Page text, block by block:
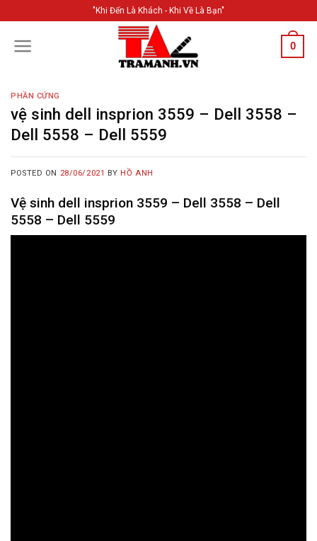
content
"Khi Đến Là Khách - Khi Về Là Bạn"
0
PHẦN CỨNG
vệ sinh dell insprion 3559 – Dell 3558 –
Dell 5558 – Dell 5559
POSTED ON 28/06/2021 BY HỒ ANH
Vệ sinh dell insprion 3559 – Dell 3558 – Dell
5558 – Dell 5559